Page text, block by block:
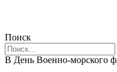
Поиск
В День Военно-морского